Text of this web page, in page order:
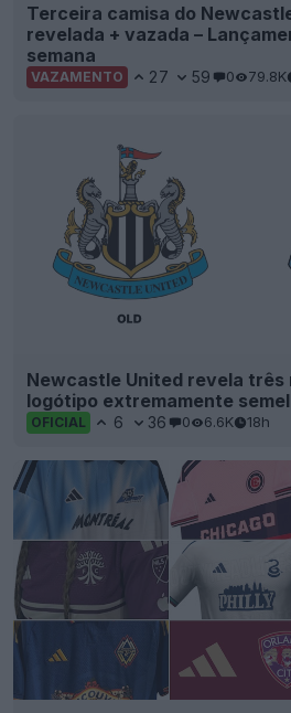
Terceira camisa do
revelada + vazada –
semana
VAZAMENTO 27 59 0 79.8K
Newcastle United revela três
logótipo extremamente
OFICIAL 6 36 0 6.6K 18h